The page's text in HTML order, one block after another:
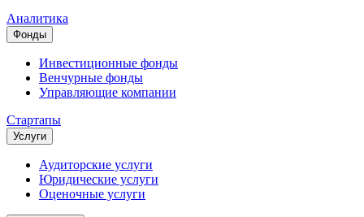
Аналитика
Фонды
Инвестиционные фонды
Венчурные фонды
Управляющие компании
Стартапы
Услуги
Аудиторские услуги
Юридические услуги
Оценочные услуги